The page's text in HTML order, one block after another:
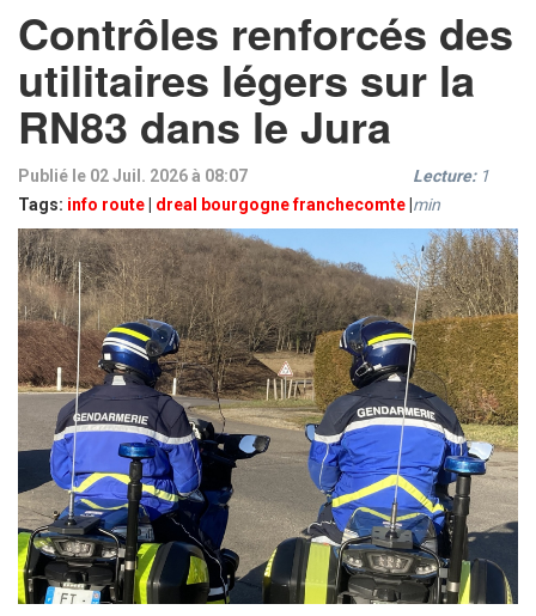
Contrôles renforcés des
utilitaires légers sur la
RN83 dans le Jura
Publié le 02 Juil. 2026 à 08:07
Tags: info route dreal bourgogne franchecomte
Lecture: 1
min